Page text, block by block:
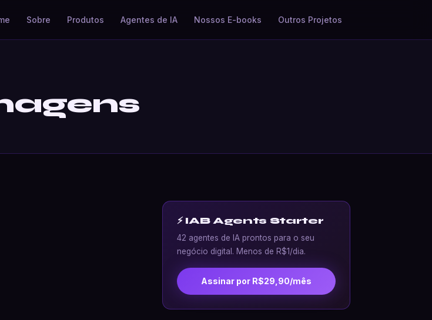
Sobre Produtos Agentes de IA Nossos E-books Outros Projetos
⚡ IAB Agents Starter
42 agentes de IA prontos para o seu
negócio digital. Menos de R$1/dia.
Assinar por R$29,90/mês